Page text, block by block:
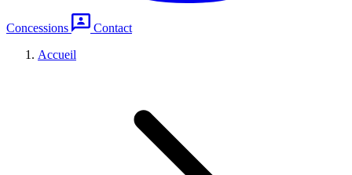
Concessions
Contact
Accueil